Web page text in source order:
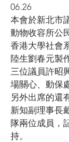
06.26
本會於新北市
動物收容所公
香港大學社會
陸生劉春元製
三位議員許昭
場關心、動保
另外出席的還
新知副理事長
隊兩位成員，
持。